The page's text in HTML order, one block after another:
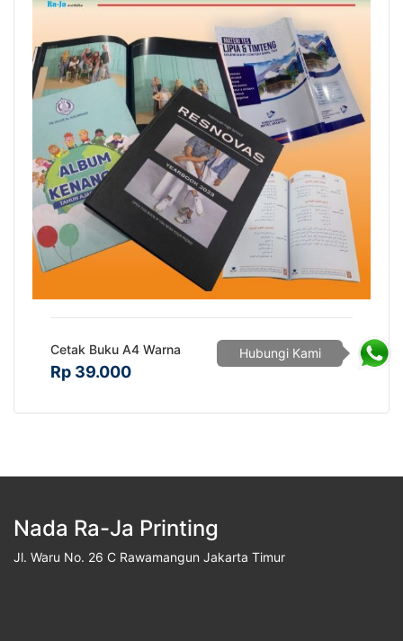
Cetak Buku A4 Warna
Rp 39.000
Hubungi Kami
Nada Ra-Ja Printing
Jl. Waru No. 26 C Rawamangun Jakarta Timur